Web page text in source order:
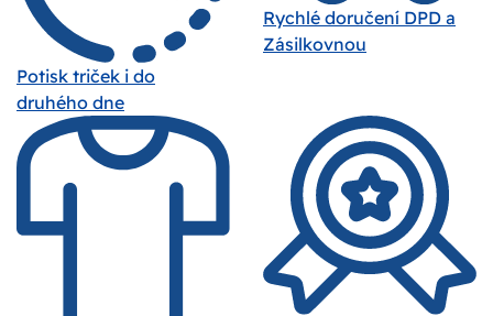
Potisk triček i do
druhého dne
Rychlé doručení DPD a
Zásilkovnou